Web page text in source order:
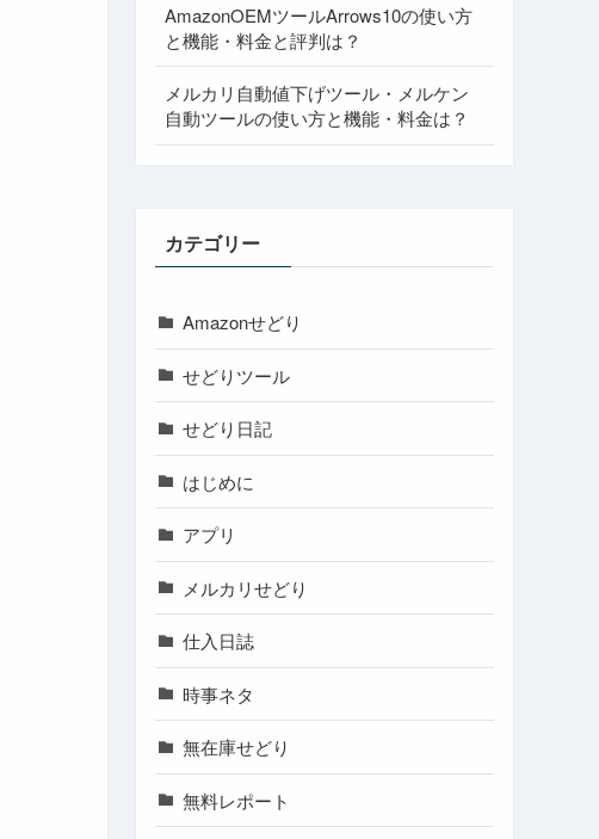
AmazonOEMツールArrows10の使い方
と機能・料金と評判は？
メルカリ自動値下げツール・メルケン
自動ツールの使い方と機能・料金は？
カテゴリー
Amazonせどり
せどりツール
せどり日記
はじめに
アプリ
メルカリせどり
仕入日誌
時事ネタ
無在庫せどり
無料レポート